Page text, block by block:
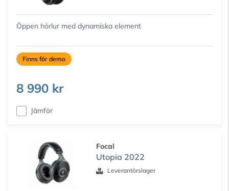
Öppen hörlur med dynamiska element
Finns för demo
8 990 kr
Jämför
Focal
Utopia 2022
Leverantörslager